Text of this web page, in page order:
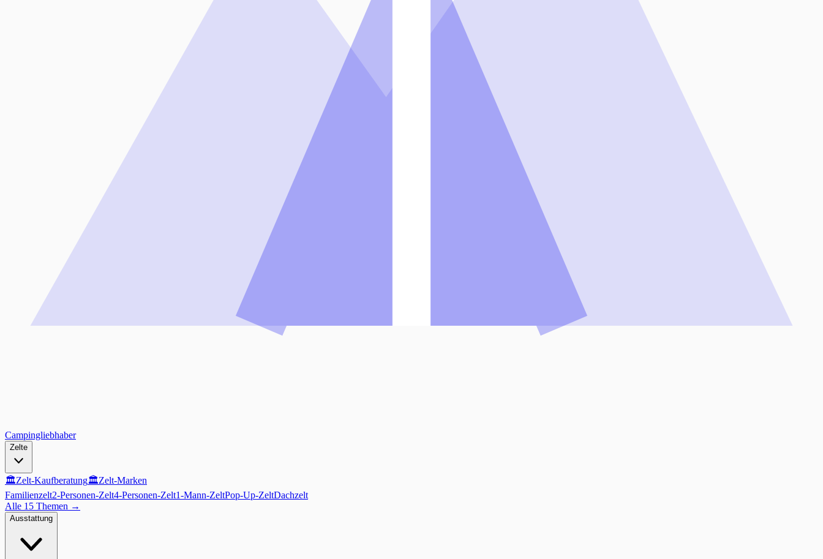
Campingliebhaber
Zelte
🏛️Zelt-Kaufberatung🏛️Zelt-Marken
Familienzelt2-Personen-Zelt4-Personen-Zelt1-Mann-ZeltPop-Up-ZeltDachzelt
Alle 15 Themen →
Ausstattung